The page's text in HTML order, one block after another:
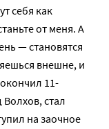
себя как
от меня. А
— становятся
внешне, и
11-
стал
на заочное